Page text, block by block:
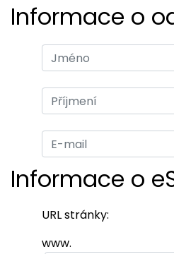
Informace o
Informace o
URL stránky:
www.